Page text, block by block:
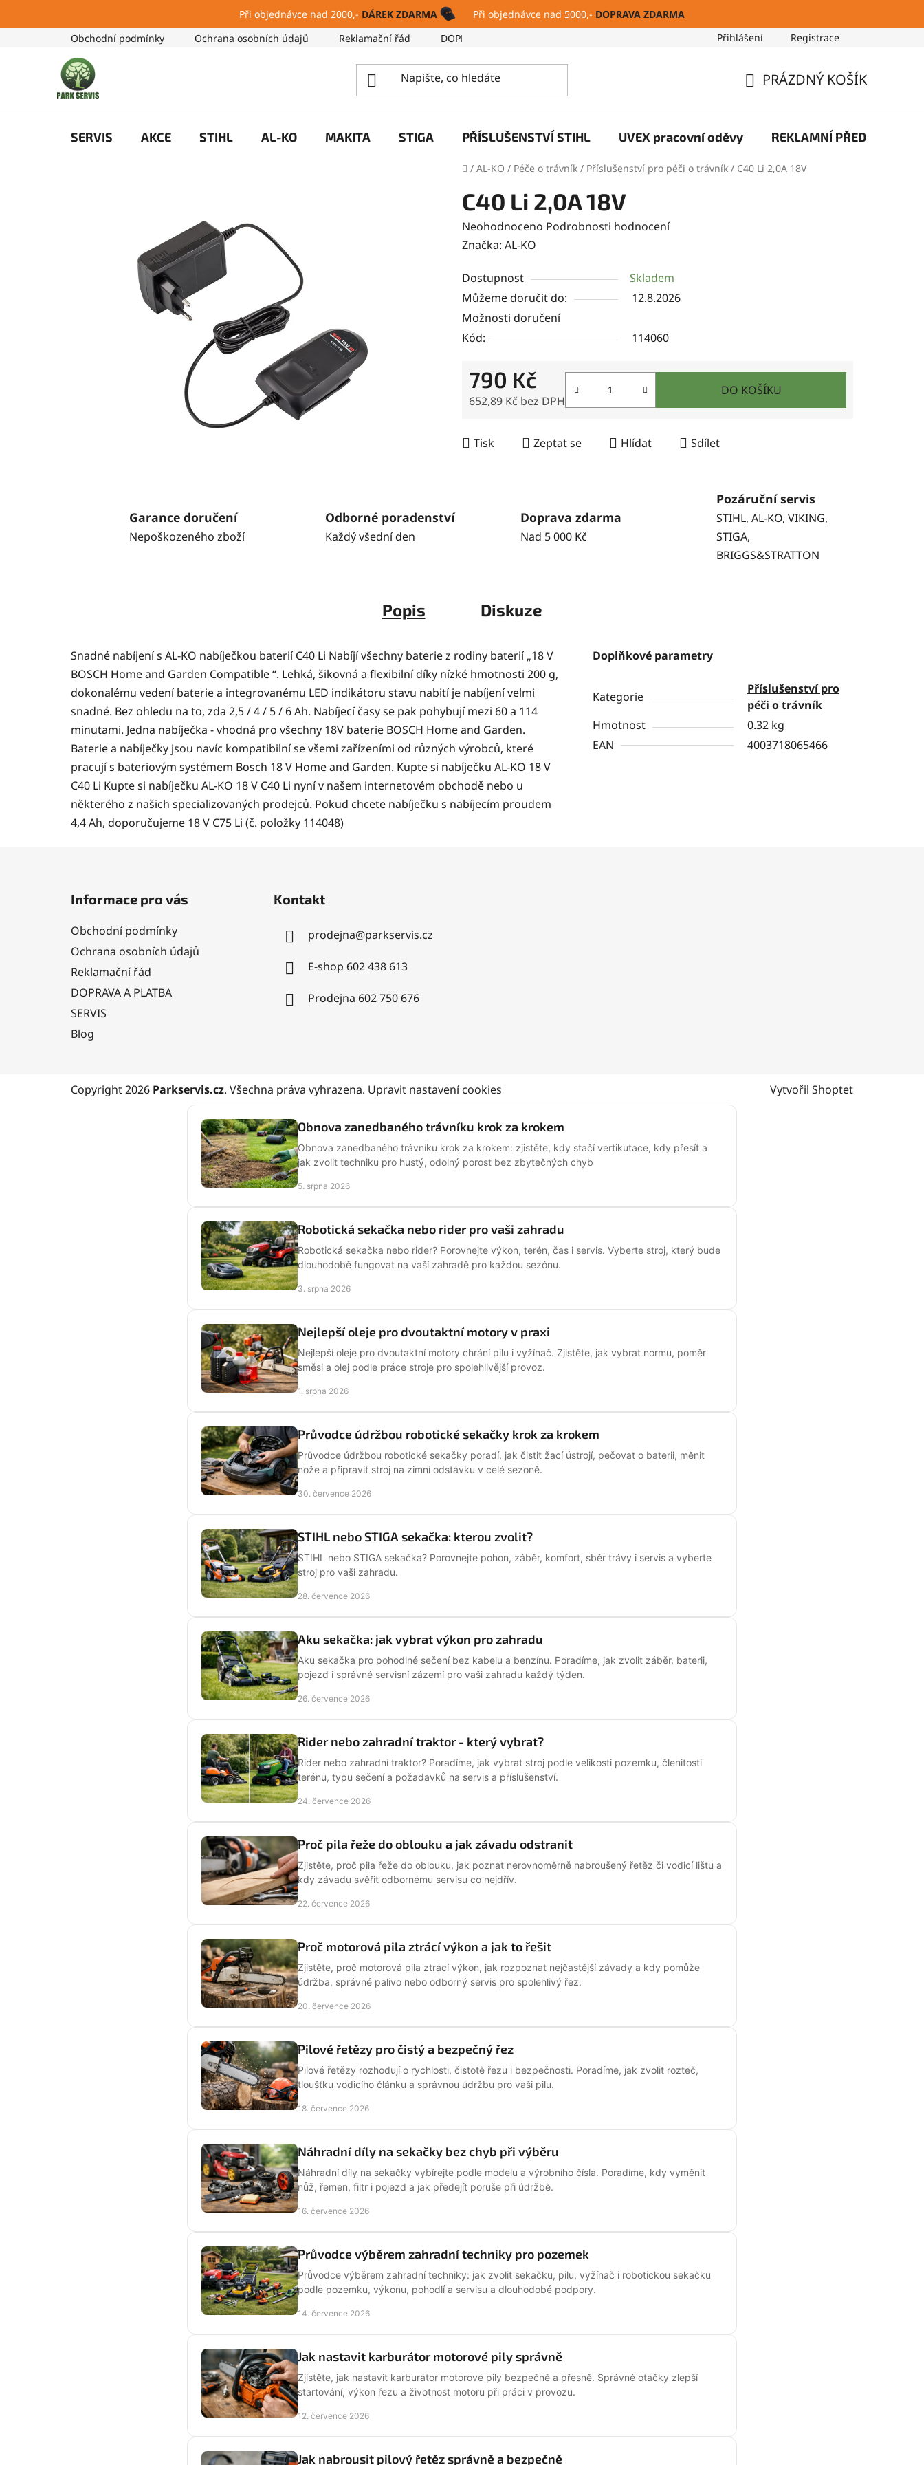
Při objednávce nad 2000,- DÁREK ZDARMA Při objednávce nad 5000,- DOPRAVA ZDARMA
Obchodní podmínky Ochrana osobních údajů Reklamační řád DOPRAVA A PLATBA Přihlášení Registrace
KOŠÍK
PRÁZDNÝ KOŠÍK
SERVIS AKCE STIHL AL-KO MAKITA STIGA PŘÍSLUŠENSTVÍ STIHL UVEX pracovní oděvy REKLAMNÍ PŘEDMĚTY
Domů
/ AL-KO / Péče o trávník / Příslušenství pro péči o trávník / C40 Li 2,0A 18V
C40 Li 2,0A 18V
Průměrné
hodnocení
je
0,0
z
5
Neohodnoceno Podrobnosti hodnocení
Značka: AL-KO
Dostupnost
Skladem
Můžeme doručit do:
12.8.2026
Možnosti doručení
Kód:
114060
790 Kč
652,89 Kč bez DPH
DO KOŠÍKU
Tisk Zeptat se Hlídat Sdílet
Garance doručení
Nepoškozeného zboží
Odborné poradenství
Každý všední den
Doprava zdarma
Nad 5 000 Kč
Pozáruční servis
STIHL, AL-KO, VIKING,
STIGA,
BRIGGS&STRATTON
Popis Diskuze
Snadné nabíjení s AL-KO nabíječkou baterií C40 Li Nabíjí všechny baterie z rodiny baterií „18 V
BOSCH Home and Garden Compatible “. Lehká, šikovná a flexibilní díky nízké hmotnosti 200 g,
dokonalému vedení baterie a integrovanému LED indikátoru stavu nabití je nabíjení velmi
snadné. Bez ohledu na to, zda 2,5 / 4 / 5 / 6 Ah. Nabíjecí časy se pak pohybují mezi 60 a 114
minutami. Jedna nabíječka - vhodná pro všechny 18V baterie BOSCH Home and Garden.
Baterie a nabíječky jsou navíc kompatibilní se všemi zařízeními od různých výrobců, které
pracují s bateriovým systémem Bosch 18 V Home and Garden. Kupte si nabíječku AL-KO 18 V
C40 Li Kupte si nabíječku AL-KO 18 V C40 Li nyní v našem internetovém obchodě nebo u
některého z našich specializovaných prodejců. Pokud chcete nabíječku s nabíjecím proudem
4,4 Ah, doporučujeme 18 V C75 Li (č. položky 114048)
Doplňkové parametry
Kategorie
Příslušenství pro
péči o trávník
Hmotnost
0.32 kg
EAN
4003718065466
Informace pro vás
Obchodní podmínky
Ochrana osobních údajů
Reklamační řád
DOPRAVA A PLATBA
SERVIS
Blog
Kontakt
prodejna@parkservis.cz
E-shop 602 438 613
Prodejna 602 750 676
Vytvořil Shoptet
Copyright 2026 Parkservis.cz. Všechna práva vyhrazena. Upravit nastavení cookies
Obnova zanedbaného trávníku krok za krokem
Obnova zanedbaného trávníku krok za krokem: zjistěte, kdy stačí vertikutace, kdy přesít a
jak zvolit techniku pro hustý, odolný porost bez zbytečných chyb
5. srpna 2026
Robotická sekačka nebo rider pro vaši zahradu
Robotická sekačka nebo rider? Porovnejte výkon, terén, čas i servis. Vyberte stroj, který bude
dlouhodobě fungovat na vaší zahradě pro každou sezónu.
3. srpna 2026
Nejlepší oleje pro dvoutaktní motory v praxi
Nejlepší oleje pro dvoutaktní motory chrání pilu i vyžínač. Zjistěte, jak vybrat normu, poměr
směsi a olej podle práce stroje pro spolehlivější provoz.
1. srpna 2026
Průvodce údržbou robotické sekačky krok za krokem
Průvodce údržbou robotické sekačky poradí, jak čistit žací ústrojí, pečovat o baterii, měnit
nože a připravit stroj na zimní odstávku v celé sezoně.
30. července 2026
STIHL nebo STIGA sekačka: kterou zvolit?
STIHL nebo STIGA sekačka? Porovnejte pohon, záběr, komfort, sběr trávy i servis a vyberte
stroj pro vaši zahradu.
28. července 2026
Aku sekačka: jak vybrat výkon pro zahradu
Aku sekačka pro pohodlné sečení bez kabelu a benzínu. Poradíme, jak zvolit záběr, baterii,
pojezd i správné servisní zázemí pro vaši zahradu každý týden.
26. července 2026
Rider nebo zahradní traktor - který vybrat?
Rider nebo zahradní traktor? Poradíme, jak vybrat stroj podle velikosti pozemku, členitosti
terénu, typu sečení a požadavků na servis a příslušenství.
24. července 2026
Proč pila řeže do oblouku a jak závadu odstranit
Zjistěte, proč pila řeže do oblouku, jak poznat nerovnoměrně nabroušený řetěz či vodicí lištu a
kdy závadu svěřit odbornému servisu co nejdřív.
22. července 2026
Proč motorová pila ztrácí výkon a jak to řešit
Zjistěte, proč motorová pila ztrácí výkon, jak rozpoznat nejčastější závady a kdy pomůže
údržba, správné palivo nebo odborný servis pro spolehlivý řez.
20. července 2026
Pilové řetězy pro čistý a bezpečný řez
Pilové řetězy rozhodují o rychlosti, čistotě řezu i bezpečnosti. Poradíme, jak zvolit rozteč,
tloušťku vodicího článku a správnou údržbu pro vaši pilu.
18. července 2026
Náhradní díly na sekačky bez chyb při výběru
Náhradní díly na sekačky vybírejte podle modelu a výrobního čísla. Poradíme, kdy vyměnit
nůž, řemen, filtr i pojezd a jak předejít poruše při údržbě.
16. července 2026
Průvodce výběrem zahradní techniky pro pozemek
Průvodce výběrem zahradní techniky: jak zvolit sekačku, pilu, vyžínač i robotickou sekačku
podle pozemku, výkonu, pohodlí a servisu a dlouhodobé podpory.
14. července 2026
Jak nastavit karburátor motorové pily správně
Zjistěte, jak nastavit karburátor motorové pily bezpečně a přesně. Správné otáčky zlepší
startování, výkon řezu a životnost motoru při práci v provozu.
12. července 2026
Jak nabrousit pilový řetěz správně a bezpečně